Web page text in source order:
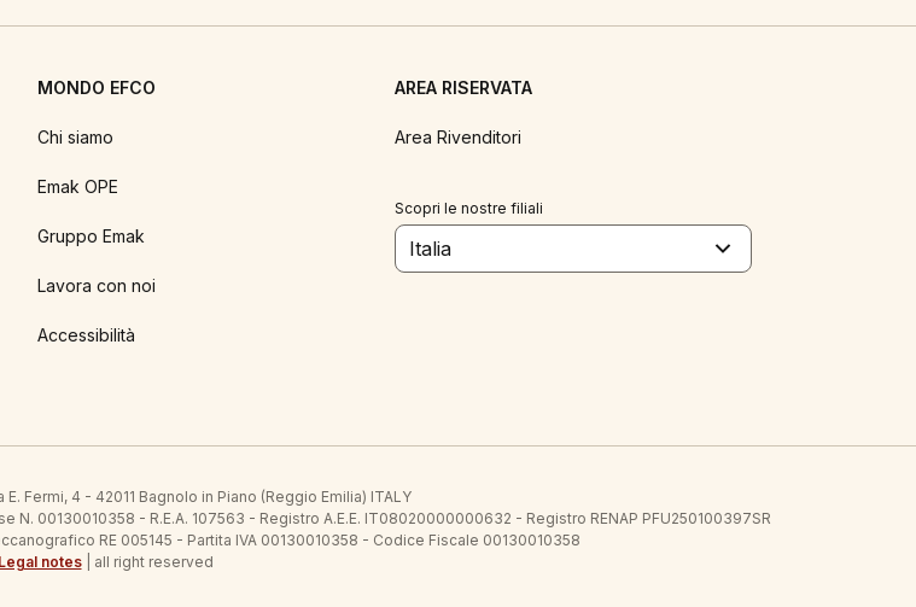
MONDO EFCO
Chi siamo
Emak OPE
Gruppo Emak
Lavora con noi
Accessibilità
AREA RISERVATA
Area Rivenditori
Scopri le nostre filiali
Italia
Fermi, 4 - 42011 Bagnolo in Piano (Reggio Emilia) ITALY
00130010358 - R.E.A. 107563 - Registro A.E.E. IT08020000000632 - Registro RENAP PFU250100397SR
RE 005145 - Partita IVA 00130010358 - Codice Fiscale 00130010358
Legal notes| all right reserved